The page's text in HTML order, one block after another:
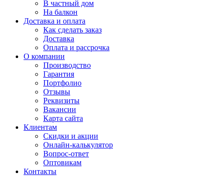
В частный дом
На балкон
Доставка и оплата
Как сделать заказ
Доставка
Оплата и рассрочка
О компании
Производство
Гарантия
Портфолио
Отзывы
Реквизиты
Вакансии
Карта сайта
Клиентам
Скидки и акции
Онлайн-калькулятор
Вопрос-ответ
Оптовикам
Контакты